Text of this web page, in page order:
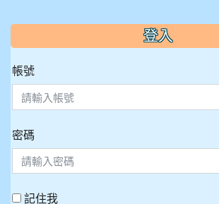
::: 登入
帳號
密碼
記住我